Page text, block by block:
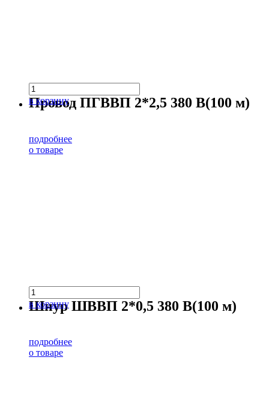
в корзину
Провод ПГВВП 2*2,5 380 В(100 м)
подробнее
о товаре
в корзину
Шнур ШВВП 2*0,5 380 В(100 м)
подробнее
о товаре